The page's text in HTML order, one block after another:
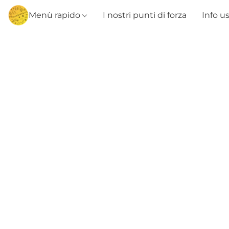
Menù rapido I nostri punti di forza Info